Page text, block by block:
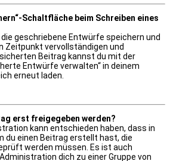
Schaltfläche beim Schreiben eines
geschriebene Entwürfe speichern und
Zeitpunkt vervollständigen und
Beitrag kannst du mit der
Entwürfe verwalten“ in deinem
erneut laden.
erst freigegeben werden?
kann entschieden haben, dass in
du einen Beitrag erstellt hast, die
werden müssen. Es ist auch
dich zu einer Gruppe von